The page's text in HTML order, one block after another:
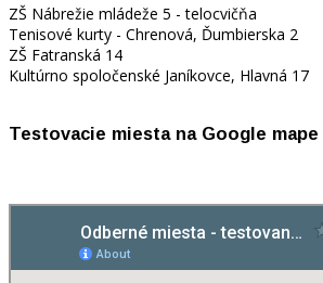
ZŠ Nábrežie mládeže 5 - telocvičňa
Tenisové kurty - Chrenová, Ďumbierska 2
ZŠ Fatranská 14
Kultúrno spoločenské Janíkovce, Hlavná 17
Testovacie miesta na Google mape